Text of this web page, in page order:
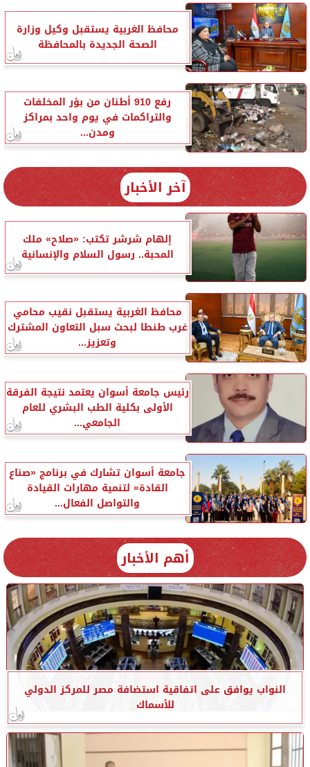
محافظ الغربية يستقبل وكيل وزارة
الصحة الجديدة بالمحافظة
رفع 910 أطنان من بؤر المخلفات
والتراكمات في يوم واحد بمراكز
ومدن...
آخر الأخبار
إلهام شرشر تكتب: «صلاح» ملك
المحبة.. رسول السلام والإنسانية
محافظ الغربية يستقبل نقيب محامي
غرب طنطا لبحث سبل التعاون المشترك
وتعزيز...
رئيس جامعة أسوان يعتمد نتيجة الفرقة
الأولى بكلية الطب البشري للعام
الجامعي...
جامعة أسوان تشارك في برنامج «صناع
القادة» لتنمية مهارات القيادة
والتواصل الفعال...
أهم الأخبار
النواب يوافق على اتفاقية استضافة مصر للمركز الدولي
للأسماك